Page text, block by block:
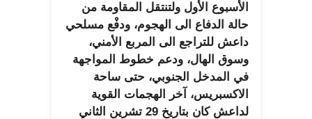
الأسبوع الأول ولتنتقل المقاومة من
حالة الدفاع الى الهجوم، ودفْع مسلحي
داعش للتراجع الى المربع الأمني،
وسوق الهال، ودعم خطوط المواجهة
في المدخل الجنوبي، حتى ساحة
الاكسبريس، آخر الهجمات القوية
لداعش كان بتاريخ 29 تشرين الثاني